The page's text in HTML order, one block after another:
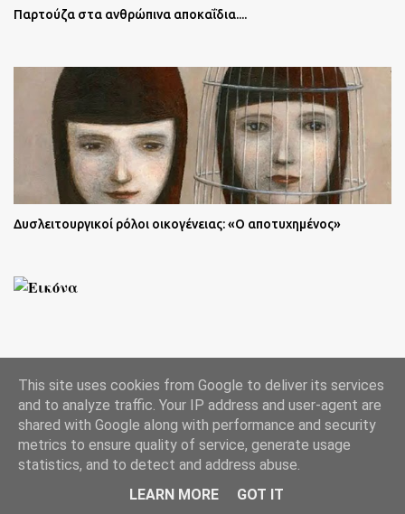
Παρτούζα στα ανθρώπινα αποκαΐδια....
Δυσλειτουργικοί ρόλοι οικογένειας: «Ο αποτυχημένος»
40 αινίγματα για παιδιά
This site uses cookies from Google to deliver its services
and to analyze traffic. Your IP address and user-agent are
shared with Google along with performance and security
metrics to ensure quality of service, generate usage
statistics, and to detect and address abuse.
LEARN MORE
GOT IT